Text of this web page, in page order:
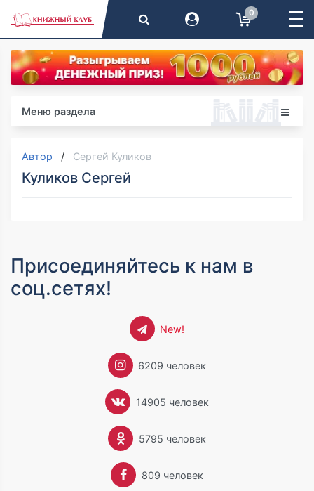
0
Меню раздела
Автор Сергей Куликов
Куликов Сергей
Присоединяйтесь к нам в
соц.сетях!
New!
6209 человек
14905 человек
5795 человек
809 человек